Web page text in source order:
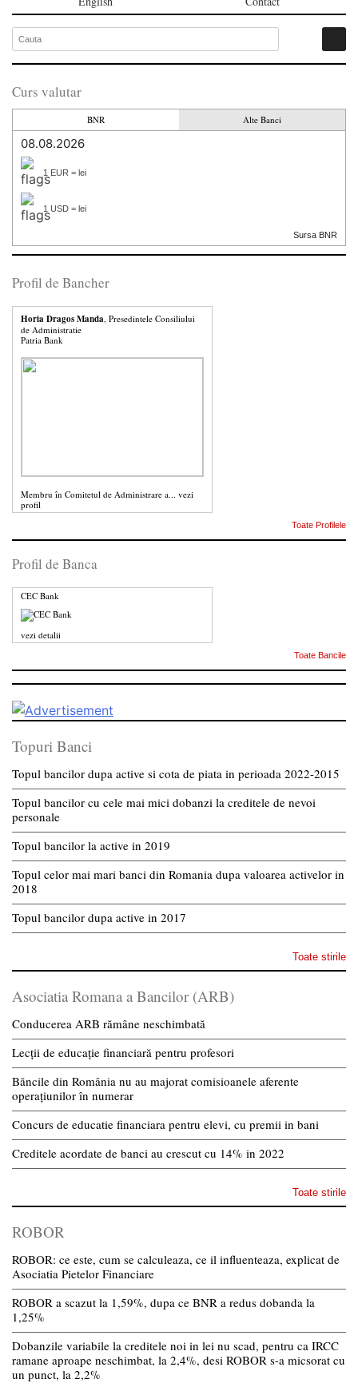
Curs valutar
BNR Alte Banci
08.08.2026
1 EUR = lei
1 USD = lei
Sursa BNR
Profil de Bancher
Horia Dragos Manda, Presedintele Consiliului
de Administratie
Patria Bank
Membru în Comitetul de Administrare a... vezi
profil
Toate Profilele
Profil de Banca
CEC Bank
vezi detalii
Toate Bancile
Topuri Banci
Topul bancilor dupa active si cota de piata in perioada 2022-2015
Topul bancilor cu cele mai mici dobanzi la creditele de nevoi
personale
Topul bancilor la active in 2019
Topul celor mai mari banci din Romania dupa valoarea activelor in
2018
Topul bancilor dupa active in 2017
Toate stirile
Asociatia Romana a Bancilor (ARB)
Conducerea ARB rămâne neschimbată
Lecții de educație financiară pentru profesori
Băncile din România nu au majorat comisioanele aferente
operațiunilor în numerar
Concurs de educatie financiara pentru elevi, cu premii in bani
Creditele acordate de banci au crescut cu 14% in 2022
Toate stirile
ROBOR
ROBOR: ce este, cum se calculeaza, ce il influenteaza, explicat de
Asociatia Pietelor Financiare
ROBOR a scazut la 1,59%, dupa ce BNR a redus dobanda la
1,25%
Dobanzile variabile la creditele noi in lei nu scad, pentru ca IRCC
ramane aproape neschimbat, la 2,4%, desi ROBOR s-a micsorat cu
un punct, la 2,2%